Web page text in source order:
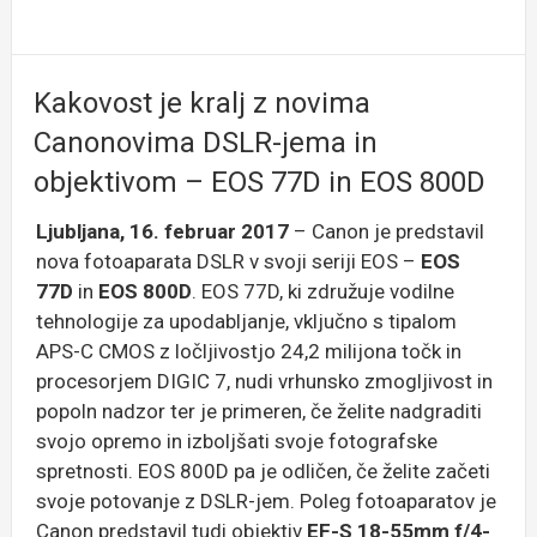
Kakovost je kralj z novima
Canonovima DSLR-jema in
objektivom – EOS 77D in EOS 800D
Ljubljana, 16. februar 2017 – Canon je predstavil
nova fotoaparata DSLR v svoji seriji EOS – EOS
77D in EOS 800D. EOS 77D, ki združuje vodilne
tehnologije za upodabljanje, vključno s tipalom
APS-C CMOS z ločljivostjo 24,2 milijona točk in
procesorjem DIGIC 7, nudi vrhunsko zmogljivost in
popoln nadzor ter je primeren, če želite nadgraditi
svojo opremo in izboljšati svoje fotografske
spretnosti. EOS 800D pa je odličen, če želite začeti
svoje potovanje z DSLR-jem. Poleg fotoaparatov je
Canon predstavil tudi objektiv EF-S 18-55mm f/4-